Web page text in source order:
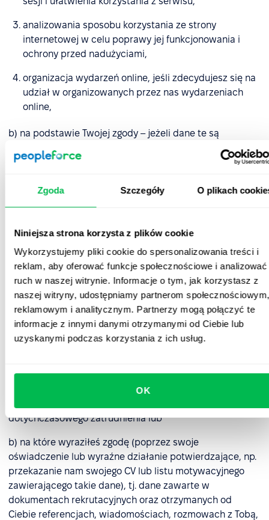
Zgoda Szczegóły O plikach
Niniejsza strona korzysta z plików cookie
Wykorzystujemy pliki cookie do spersonalizowania treści i
reklam, aby oferować funkcje społecznościowe i analizować
ruch w naszej witrynie. Informacje o tym, jak korzystasz z
naszej witryny, udostępniamy partnerom społecznościowym,
reklamowym i analitycznym. Partnerzy mogą połączyć te
informacje z innymi danymi otrzymanymi od Ciebie lub
uzyskanymi podczas korzystania z ich usług.
OK
analizowania sposobu korzystania ze strony
internetowej w celu poprawy jej funkcjonowania i
ochrony przed nadużyciami,
organizacja wydarzeń online, jeśli zdecydujesz się na
udział w organizowanych przez nas wydarzeniach
online,
b) na podstawie Twojej zgody – jeżeli dane te są
wykorzystywane w celach marketingowych, a nie łączy
nas już relacja biznesowa, lub gdy są zbierane w celu
analitycznych, dostawców usług marketingowych,
5. Dane rekrutacyjne
5.1. Przetwarzamy wyłącznie dane osobowe, które
zostaną nam przez Ciebie przekazane lub zostaną nam
udostępnione lub zebrane przez nas w celu
a) są niezbędne do zawarcia umowy o pracę, tj. dane
dotyczące: imienia, nazwiska, adresu e-mail, daty
dotychczasowego zatrudnienia lub
b) na które wyraziłeś zgodę (poprzez swoje
oświadczenie lub wyraźne działanie potwierdzające, np.
przekazanie nam swojego CV lub listu motywacyjnego
zawierającego takie dane), tj. dane zawarte w
dokumentach rekrutacyjnych oraz otrzymanych od
Ciebie referencjach, wiadomościach, rozmowach z Tobą,